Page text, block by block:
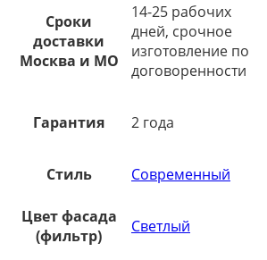
Сроки
доставки
Москва и МО
14-25 рабочих
дней, срочное
изготовление по
договоренности
Гарантия 2 года
Стиль Современный
Цвет фасада
(фильтр)
Светлый